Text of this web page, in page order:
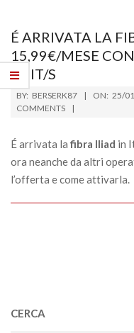
É ARRIVATA LA
15,99€/MESE
GBIT/S
2022-
01-
BY: BERSERK87 ON: 25/
COMMENTS
É arrivata la fibra Iliad in
ora neanche da altri
l’offerta e come attivarla.
CERCA